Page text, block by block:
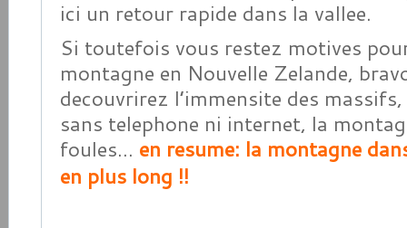
ici un retour rapide dans la vallee.
Si toutefois vous restez motives
montagne en Nouvelle Zelande,
decouvrirez l’immensite des
sans telephone ni internet, la
foules… en resume: la montagne
en plus long !!